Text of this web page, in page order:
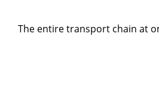
The entire transport chain at